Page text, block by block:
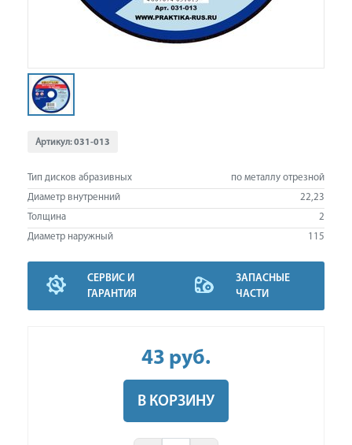
Артикул:031-013
Тип дисков абразивных
по металлу отрезной
Диаметр внутренний
22,23
Толщина
2
Диаметр наружный
115
СЕРВИС И
ГАРАНТИЯ
ЗАПАСНЫЕ
ЧАСТИ
43 руб.
В КОРЗИНУ